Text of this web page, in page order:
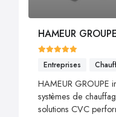
HAMEUR GROUPE
Entreprises
HAMEUR GROUPE
systèmes de
solutions CVC